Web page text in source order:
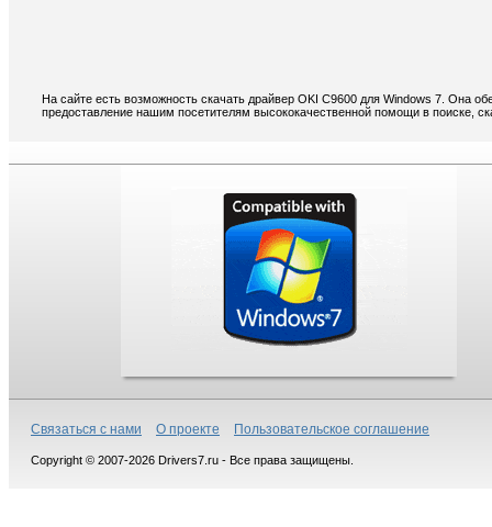
На сайте есть возможность скачать драйвер OKI C9600 для Windows 7. Она
предоставление нашим посетителям высококачественной помощи в поиске,
Связаться с нами О проекте Пользовательское соглашение
Copyright © 2007-2026 Drivers7.ru - Все права защищены.